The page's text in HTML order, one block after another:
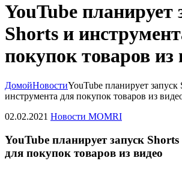
YouTube планирует
Shorts и
покупок товаров из
ДомойНовостиYouTube планирует запуск
инструмента для покупок товаров из
02.02.2021 Новости MOMRI
YouTube планирует запуск
для покупок товаров из видео